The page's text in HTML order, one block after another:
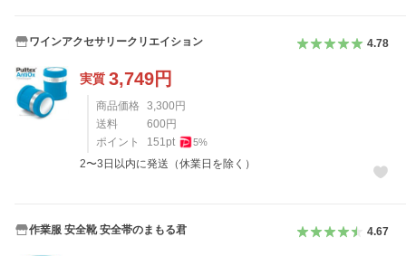
ワインアクセサリークリエイション 4.78
実質 3,749円
商品価格 3,300 円
送料
600 円
ポイント
151pt 5%
2〜3日以内に発送（休業日を除く）
作業服 安全靴 安全帯のまもる君 4.67